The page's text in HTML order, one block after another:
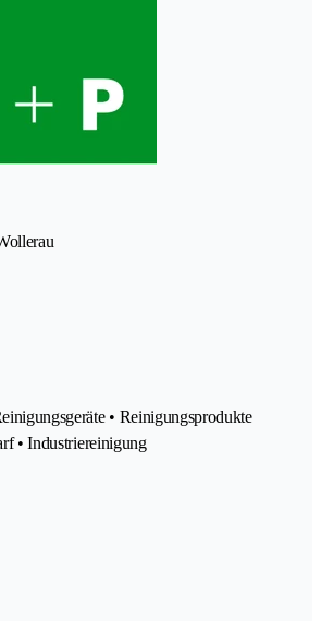
• Reinigungsprodukte
• Industriereinigung